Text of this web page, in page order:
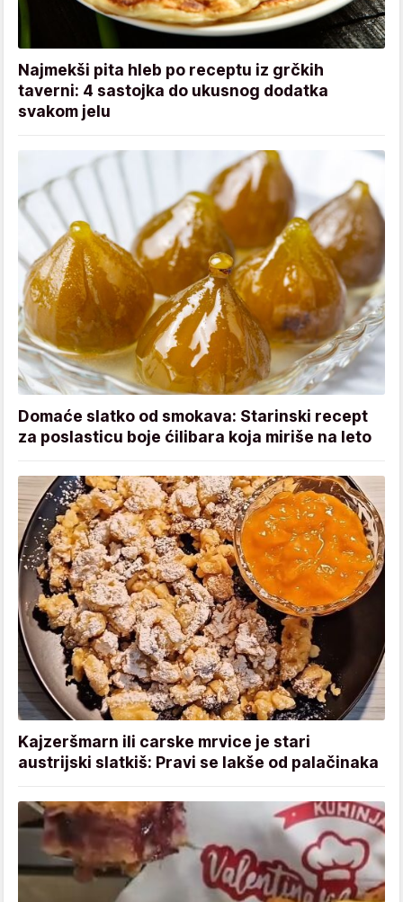
Najmekši pita hleb po receptu iz grčkih
taverni: 4 sastojka do ukusnog dodatka
svakom jelu
Domaće slatko od smokava: Starinski recept
za poslasticu boje ćilibara koja miriše na leto
Kajzeršmarn ili carske mrvice je stari
austrijski slatkiš: Pravi se lakše od palačinaka